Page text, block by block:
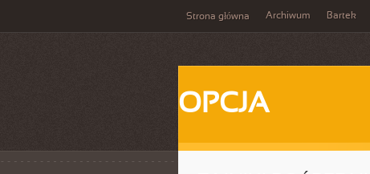
Strona główna Archiwum Bartek
OPCJA